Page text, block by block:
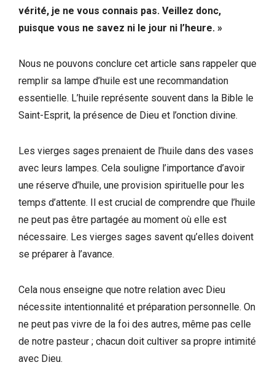
vérité, je ne vous connais pas. Veillez donc,
puisque vous ne savez ni le jour ni l’heure. »
Nous ne pouvons conclure cet article sans rappeler que
remplir sa lampe d’huile est une recommandation
essentielle. L’huile représente souvent dans la Bible le
Saint-Esprit, la présence de Dieu et l’onction divine.
Les vierges sages prenaient de l’huile dans des vases
avec leurs lampes. Cela souligne l’importance d’avoir
une réserve d’huile, une provision spirituelle pour les
temps d’attente. Il est crucial de comprendre que l’huile
ne peut pas être partagée au moment où elle est
nécessaire. Les vierges sages savent qu’elles doivent
se préparer à l’avance.
Cela nous enseigne que notre relation avec Dieu
nécessite intentionnalité et préparation personnelle. On
ne peut pas vivre de la foi des autres, même pas celle
de notre pasteur ; chacun doit cultiver sa propre intimité
avec Dieu.